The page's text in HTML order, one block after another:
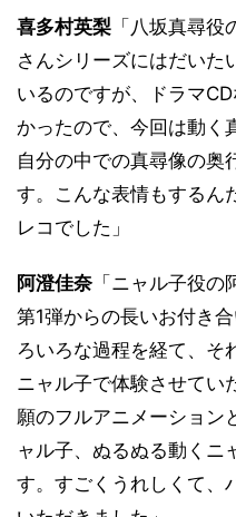
喜多村英梨 「八坂真尋
さんシリーズにはだいた
いるのですが、ドラマ
かったので、今回は動く
自分の中での真尋像の奥
す。こんな表情もするん
レコでした」
阿澄佳奈 「ニャル子役
第1弾からの長いお付き
ろいろな過程を経て、そ
ニャル子で体験させてい
願のフルアニメーション
ャル子、ぬるぬる動くニ
す。すごくうれしくて、